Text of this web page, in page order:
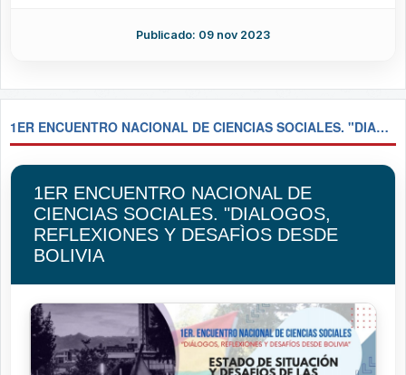
Publicado: 09 nov 2023
1ER ENCUENTRO NACIONAL DE CIENCIAS SOCIALES. "DIALOGOS, REFLEXIONES Y DESAFÌOS DESDE BOLIVIA
1ER ENCUENTRO NACIONAL DE
CIENCIAS SOCIALES. "DIALOGOS,
REFLEXIONES Y DESAFÌOS DESDE
BOLIVIA